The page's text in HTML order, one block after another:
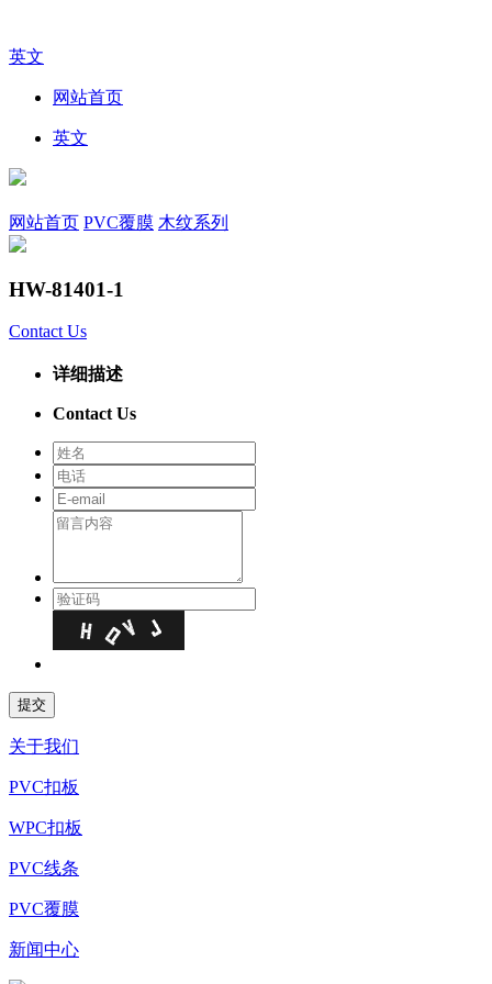
英文
网站首页
英文
网站首页 PVC覆膜 木纹系列
HW-81401-1
Contact Us
详细描述
Contact Us
关于我们
PVC扣板
WPC扣板
PVC线条
PVC覆膜
新闻中心